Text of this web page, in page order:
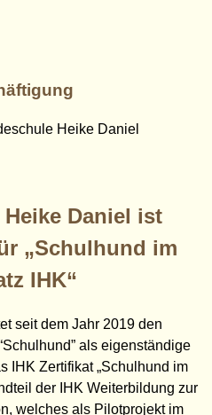
Daniel ist
„Schulhund im
IHK“
seit dem Jahr 2019 den
als eigenständige
IHK Zertifikat „Schulhund im
der IHK Weiterbildung zur
welches als Pilotprojekt im